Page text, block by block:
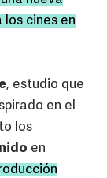
los cines en
, estudio que
en el
los
en